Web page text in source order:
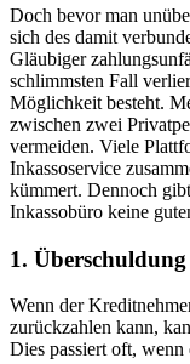
Doch bevor man
sich des damit
Gläubiger
schlimmsten Fall
Möglichkeit besteht.
zwischen zwei
vermeiden. Viele
Inkassoservice
kümmert. Dennoch
Inkassobüro keine
1. Überschuldung
Wenn der
zurückzahlen kann,
Dies passiert oft,